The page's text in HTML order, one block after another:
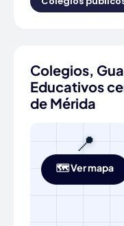
Colegios,
Educativos
de Mérida
📍
🗺️ Ver mapa